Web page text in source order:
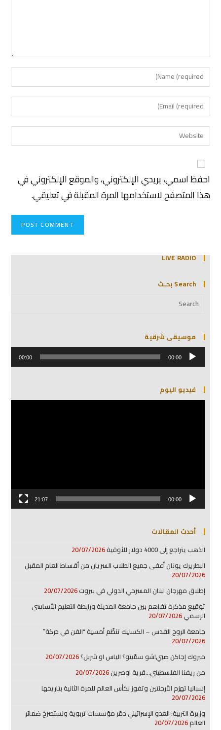
احفظ اسمي، بريدي الإلكتروني، والموقع الإلكتروني في
هذا المتصفح لاستخدامها المرة المقبلة في تعليقي.
LIVE RADIO
Search بحـث
موسيقى شرقية
مشغل
الصوت 00:00
00:00
فيديو اليوم
مشغل
00:00
21:07
أحدث المقالات
الذهب يتراجع إلى 4000 دولار للأوقية
20/07/2026
البطريرك يونان أعفى جميع الطلاب السريان من أقساط العام المقبل
20/07/2026
إطلاق مهرجان لبنان المسرحي الدولي في بيروت20/07/2026
توقيع مذكرة تفاهم بين جامعة المدينة ورابطة التعليم الأساسي
الرسمي20/07/2026
جامعة الروح القدس – الكسليك تنظّم أمسية “الفن في حركة”
20/07/2026
مبروك إجاكن صبي!شو سمّيتو؟ الياس او شربل؟20/07/2026
من ريفنا الفلسطيني…قرية اوصرين20/07/2026
إسبانيا تهزم الأرجنتين وتفوز بكأس العالم للمرة الثانية بتاريخها
20/07/2026
وزيرة التربية: العدو الإسرائيلي دمّر مؤسسات تربوية ونستصرخ ضمائر
العالم20/07/2026